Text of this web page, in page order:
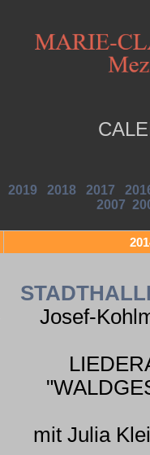
2019 2018 2017
2007
Josef-
mit Julia